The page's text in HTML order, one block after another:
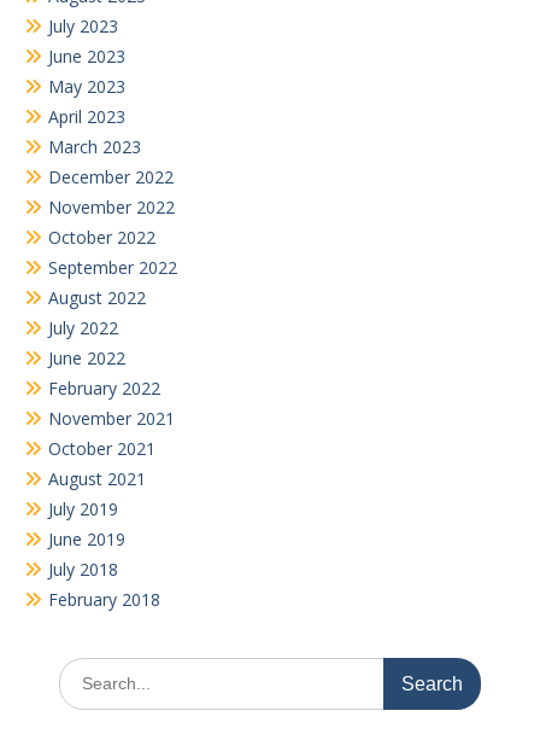
April 2023
March 2023
December 2022
November 2022
October 2022
September 2022
August 2022
July 2022
June 2022
February 2022
November 2021
October 2021
August 2021
July 2019
June 2019
February 2018
Search
for: